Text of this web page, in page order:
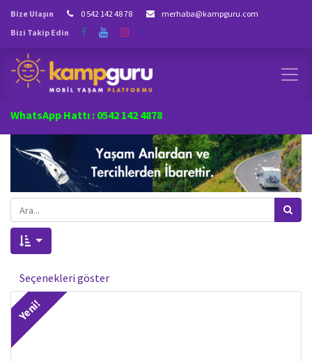
Bize Ulaşın 0 542 142 48 78
merhaba@kampguru.com
Bizi Takip Edin
WhatsApp Hattı : 0542 142 4878
Seçenekleri göster
Yeni!